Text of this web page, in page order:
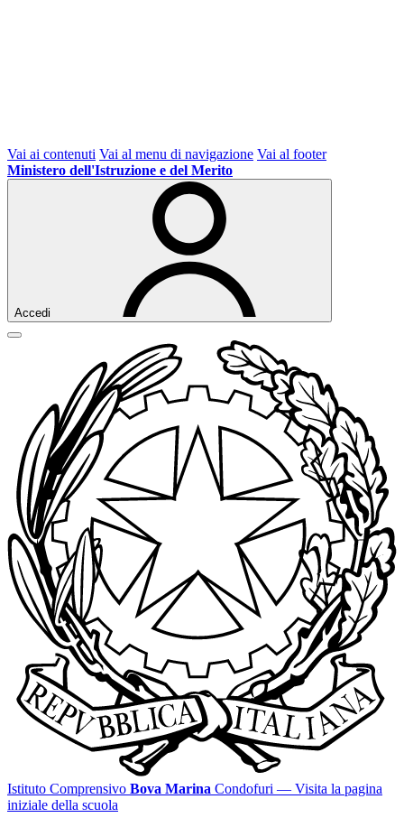
Vai ai contenuti Vai al menu di navigazione Vai al footer
Ministero dell'Istruzione e del Merito
Accedi
Istituto Comprensivo Bova Marina Condofuri — Visita la pagina
iniziale della scuola